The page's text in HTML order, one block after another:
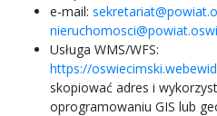
e-mail:
Usługa WMS/WFS:
https://
skopiować adres i
oprogramowaniu GIS lub